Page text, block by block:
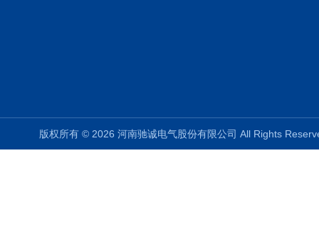
版权所有 © 2026 河南驰诚电气股份有限公司 All Rights